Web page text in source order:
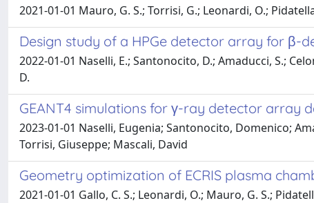
2021-01-01 Mauro, G. S.; Torrisi, G.; Leonardi, O.;
Design study of a HPGe detector array for β-
2022-01-01 Naselli, E.; Santonocito, D.; Amaducci, S.;
D.
GEANT4 simulations for γ-ray detector array
2023-01-01 Naselli, Eugenia; Santonocito, Domenico;
Torrisi, Giuseppe; Mascali, David
Geometry optimization of ECRIS plasma
2021-01-01 Gallo, C. S.; Leonardi, O.; Mauro, G. S.;